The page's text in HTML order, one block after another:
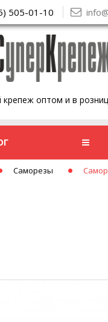
505-01-10
оптом и в
Саморезы